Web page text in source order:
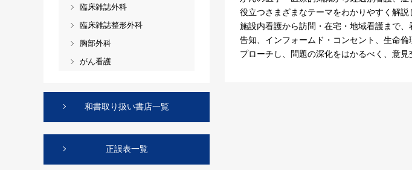
役立つさまざまなテーマをわかりやすく解説
施設内看護から訪問・在宅・地域看護まで
告知、インフォームド・コンセント、生命
プローチし、問題の深化をはかるべく、意見
臨床雑誌外科
臨床雑誌整形外科
胸部外科
がん看護
和書取り扱い書店一覧
正誤表一覧